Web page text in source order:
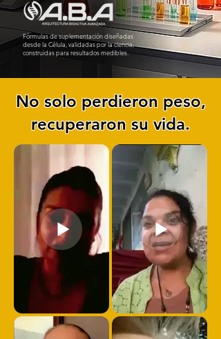
Fórmulas de suplementación diseñadas
desde la Célula, validadas por la ciencia,
construidas para resultados medibles.
No solo perdieron peso,
recuperaron su vida.